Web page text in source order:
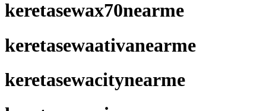
keretasewax70nearme
keretasewaativanearme
keretasewacitynearme